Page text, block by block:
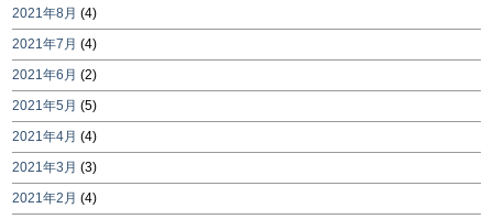
2021年8月 (4)
2021年7月 (4)
2021年6月 (2)
2021年5月 (5)
2021年4月 (4)
2021年3月 (3)
2021年2月 (4)